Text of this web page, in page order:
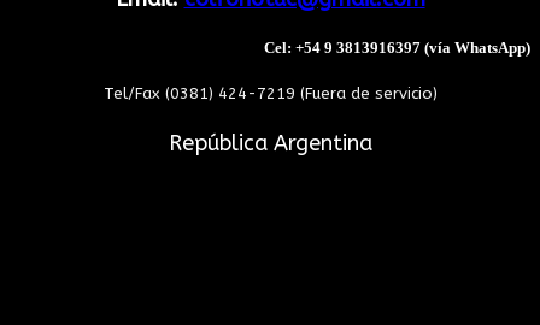
Cel: +54 9 3813916397 (vía WhatsApp)
Tel/Fax (0381) 424-7219 (Fuera de servicio)
República Argentina